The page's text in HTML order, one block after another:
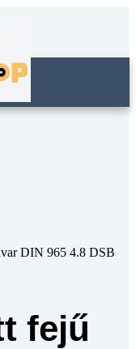
DIN 965 4.8 DSB
fejű